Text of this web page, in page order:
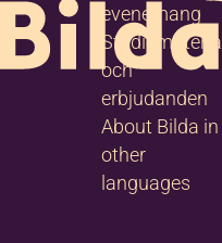
evenemang
Studiematerial
och
erbjudanden
About Bilda in
other
languages